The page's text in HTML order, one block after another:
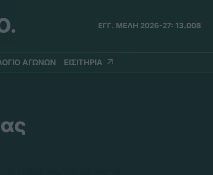
ΕΓΓ. ΜΕΛΗ 2026-27: 13.008
ΑΓΩΝΩΝ ΕΙΣΙΤΗΡΙΑ